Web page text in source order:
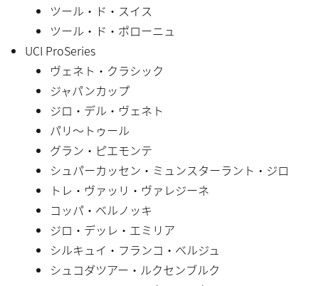
ツール・ド・スイス
ツール・ド・ポローニュ
UCI ProSeries
ヴェネト・クラシック
ジャパンカップ
ジロ・デル・ヴェネト
パリ〜トゥール
グラン・ピエモンテ
シュパーカッセン・ミュンスターラント・ジロ
トレ・ヴァッリ・ヴァレジーネ
コッパ・ベルノッキ
ジロ・デッレ・エミリア
シルキュイ・フランコ・ベルジュ
シュコダツアー・ルクセンブルク